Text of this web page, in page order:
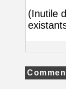
(Inutile